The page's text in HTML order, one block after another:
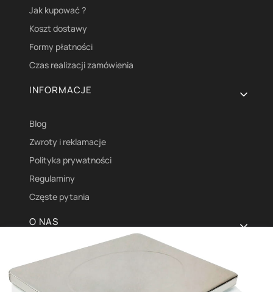
Jak kupować ?
Koszt dostawy
Formy płatności
Czas realizacji zamówienia
INFORMACJE
Blog
Zwroty i reklamacje
Polityka prywatności
Regulaminy
Częste pytania
O NAS
O Nas